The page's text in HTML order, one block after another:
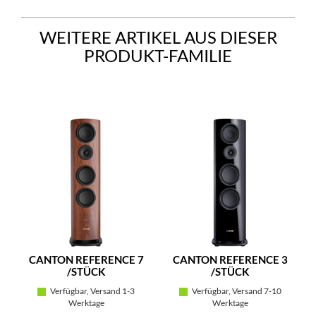
WEITERE ARTIKEL AUS DIESER
PRODUKT-FAMILIE
CANTON REFERENCE 7
/STÜCK
Verfügbar, Versand 1-3
Werktage
CANTON REFERENCE 3
/STÜCK
Verfügbar, Versand 7-10
Werktage